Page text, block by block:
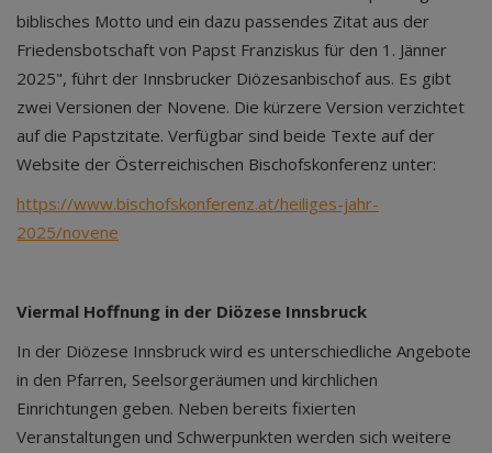
biblisches Motto und ein dazu passendes Zitat aus der
Friedensbotschaft von Papst Franziskus für den 1. Jänner
2025", führt der Innsbrucker Diözesanbischof aus. Es gibt
zwei Versionen der Novene. Die kürzere Version verzichtet
auf die Papstzitate. Verfügbar sind beide Texte auf der
Website der Österreichischen Bischofskonferenz unter:
https://www.bischofskonferenz.at/heiliges-jahr-
2025/novene
Viermal Hoffnung in der Diözese Innsbruck
In der Diözese Innsbruck wird es unterschiedliche Angebote
in den Pfarren, Seelsorgeräumen und kirchlichen
Einrichtungen geben. Neben bereits fixierten
Veranstaltungen und Schwerpunkten werden sich weitere